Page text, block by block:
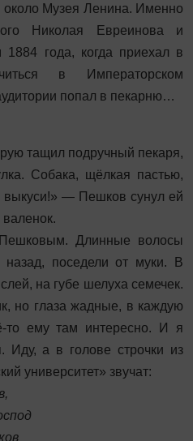
около Музея Ленина. Именно
Николая Евреинова и
1884 года, когда приехал в
в Императорском
попал в пекарню…
тащил подручный пекаря,
Собака, щёлкая пастью,
выкуси!» — Пешков сунул ей
Длинные волосы
назад, поседели от муки. В
на губе шелуха семечек.
но глаза жадные, в каждую
то ему там интересно. И я
Иду, а в голове строчки из
университет» звучат: